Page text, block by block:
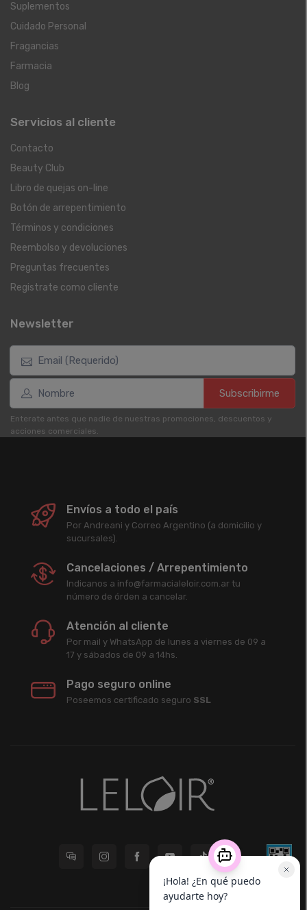
Suplementos
Cuidado Personal
Fragancias
Farmacia
Blog
Servicios al cliente
Contacto
Beauty Club
Libro de quejas on-line
Botón de arrepentimiento
Términos y condiciones
Reembolso y devoluciones
Preguntas frecuentes
Registrate como cliente
Newsletter
Subscribirme
Enterate antes que nadie de nuestras promociones, descuentos y
acciones comerciales.
Envíos a todo el país
Por Andreani y Correo Argentino (a domicilio y
sucursales).
Cancelaciones / Arrepentimiento
Indicanos a info@farmacialeloir.com.ar tu
número de órden a cancelar.
Atención al cliente
Por mail y WhatsApp de lunes a viernes de 09 a
17 y sábados de 09 a 14hs.
Pago seguro online
Poseemos certificado seguro SSL